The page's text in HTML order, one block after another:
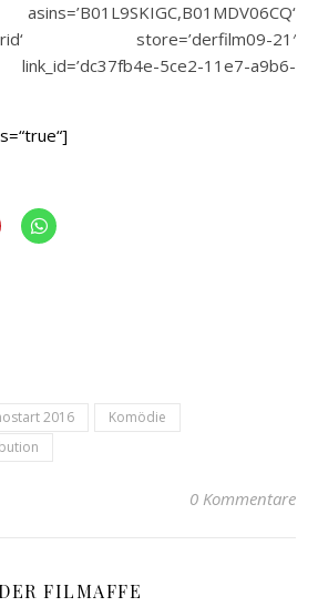
store=’derfilm09-21′
5ce2-11e7-a9b6-
2016
Komödie
0 Kommentare
FILMAFFE